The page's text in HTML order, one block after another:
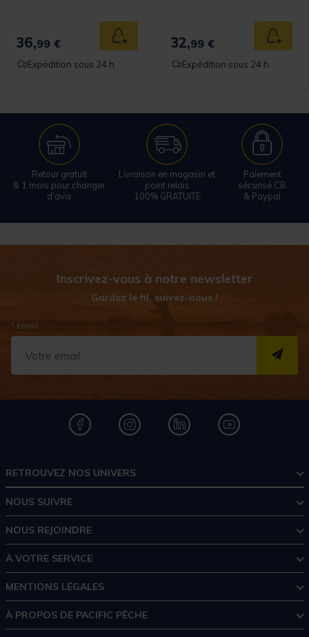
panier
36,99 € Ajouter au panier
Expédition sous 24 h
32,99 €
Expédition sous 24 h
Retour gratuit
& 1 mois pour changer
d'avis
Livraison en magasin et
point relais
100% GRATUITE
Paiement
sécurisé CB
& Paypal
Inscrivez-vous à notre newsletter
Gardez le fil, suivez-nous !
* Email
RETROUVEZ NOS UNIVERS
NOUS SUIVRE
NOUS REJOINDRE
À VOTRE SERVICE
MENTIONS LÉGALES
À PROPOS DE PACIFIC PÊCHE